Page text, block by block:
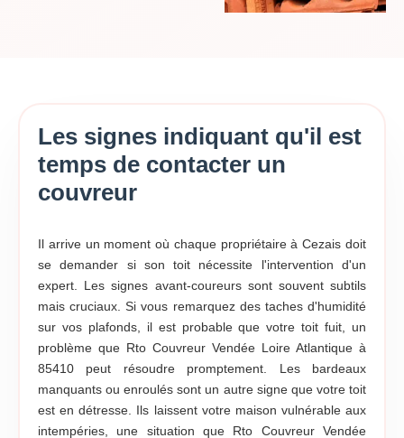
Les signes indiquant qu'il est
temps de contacter un
couvreur
Il arrive un moment où chaque propriétaire à Cezais doit
se demander si son toit nécessite l'intervention d'un
expert. Les signes avant-coureurs sont souvent subtils
mais cruciaux. Si vous remarquez des taches d'humidité
sur vos plafonds, il est probable que votre toit fuit, un
problème que Rto Couvreur Vendée Loire Atlantique à
85410 peut résoudre promptement. Les bardeaux
manquants ou enroulés sont un autre signe que votre toit
est en détresse. Ils laissent votre maison vulnérable aux
intempéries, une situation que Rto Couvreur Vendée